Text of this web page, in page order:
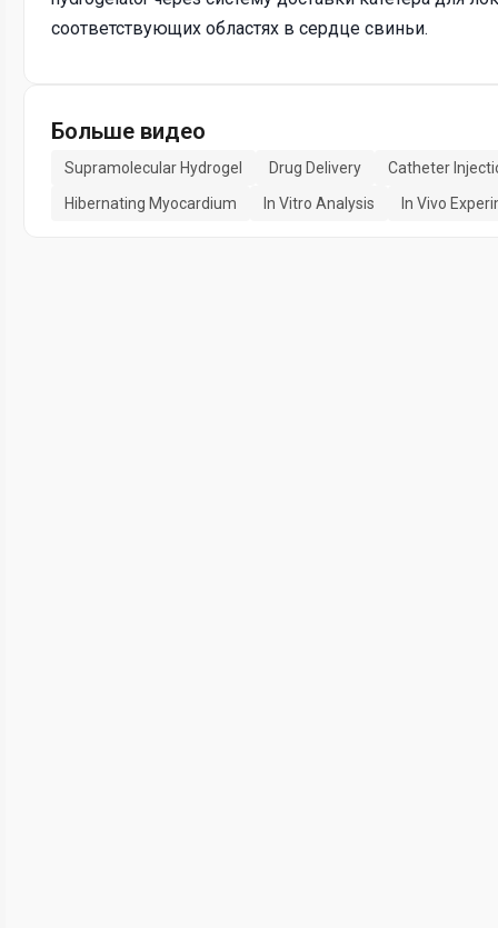
соответствующих областях в сердце свиньи.
Больше видео
Supramolecular Hydrogel Drug Delivery
Catheter
Hibernating Myocardium
In Vitro Analysis In Vivo